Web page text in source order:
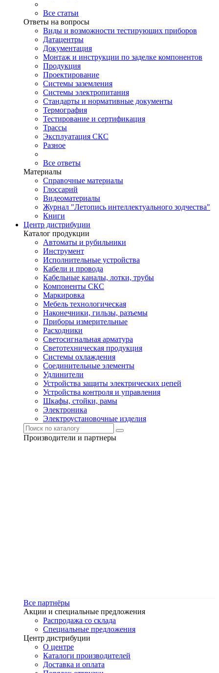
Все статьи
Ответы на вопросы
Виды и возможности тестирующих приборов
Датацентры
Документация
Монтаж и инструкции по заделке компонентов
Продукция
Проектирование
Системы заземления
Системы электропитания
Стандарты и нормативные документы
Термография
Тестирование и сертификация
Трассы
Эксплуатация СКС
Разное
Все ответы
Материалы
Справочные материалы
Глоссарий
Видеоматериалы
Журнал "Летопись интеллектуального зодчества"
Книги
Центр дистрибуции
Каталог продукции
Автоматы и рубильники
Инструмент
Исполнительные устройства
Кабели и провода
Кабельные каналы, лотки, трубы
Компоненты СКС
Маркировка
Мебель технологическая
Наконечники, гильзы, разъемы
Приборы измерительные
Расходники
Светосигнальная арматура
Светотехническая продукция
Системы охлаждения
Соединительные элементы
Удлинители
Устройства защиты электрических цепей
Устройства контроля и управления
Шкафы, стойки, рамы
Электроника
Электроустановочные изделия
Производители и партнеры
Все партнёры
Акции и специальные предложения
Распродажа со склада
Специальные предложения
Центр дистрибуции
О центре
Каталоги производителей
Доставка и оплата